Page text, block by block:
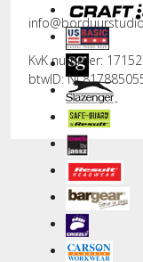
KvK nummer:
btwID: